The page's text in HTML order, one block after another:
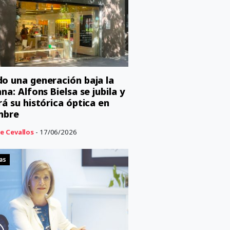
una generación baja la
Alfons Bielsa se jubila y
su histórica óptica en
Cevallos - 17/06/2026